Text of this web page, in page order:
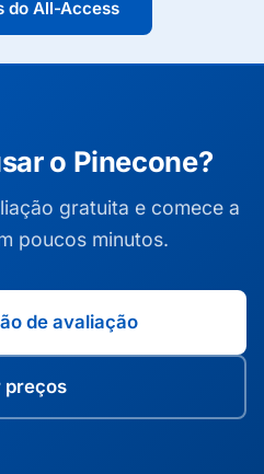
do All-Access
o Pinecone?
gratuita e comece a
poucos minutos.
de avaliação
preços